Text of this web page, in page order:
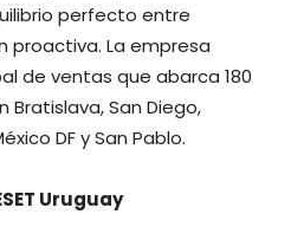
perfecto entre
proactiva. La empresa
de ventas que abarca 180
San Diego,
DF y San Pablo.
Uruguay